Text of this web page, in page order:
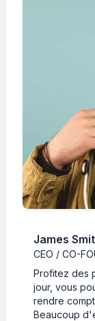
James
CEO / CO-
Profitez des
jour, vous
rendre
Beaucoup